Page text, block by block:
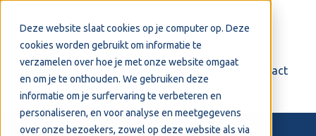
Deze website slaat cookies op je computer op. Deze
cookies worden gebruikt om informatie te
verzamelen over hoe je met onze website omgaat
en om je te onthouden. We gebruiken deze
informatie om je surfervaring te verbeteren en
personaliseren, en voor analyse en meetgegevens
over onze bezoekers, zowel op deze website als via
Support Contact